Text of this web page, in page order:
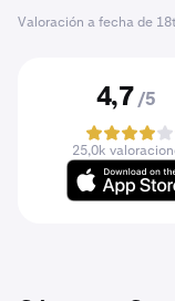
Valoración a fecha de
4,7 /5
25,0k